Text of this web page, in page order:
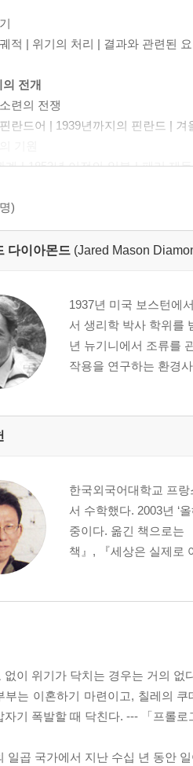
적 | 위기의 처리 | 결과와 관련된
전개
련의 전쟁
란드어 | 1939년까지의 핀란드 |
계 | 1853년 이전의 일본 | 페리 제
을 위한 칠레
년 이전의 칠레 | 아옌데 | 쿠데타
: 신생국가의 탄생
| 1945년부터 1961년까지 | 심판
의 기준틀
리아: 우리는 누구인가?
아 방문 | 최초의 수인 선단과 오
경제적 이점 | 다른 이점들 | 정부
국이 해결해야 할 과제는? 강점과 중
국부 | 지리적 조건 | 민주주의의 이
국이 해결해야 할 과제는? 세 가지 ‘
무기 | 기후변화 | 화석연료 | 대체
과 남는 의문 그리고 미래 전망
는 필요한가? | 역사에서 지도자
금이 위기인가?
)
다이아몬드 (Jared Mason
1937년 미국 보스턴에
서 생리학 박사 학위를
년 뉴기니에서 조류를
작용을 연구하는 환경
한국외국어대학교 프
서 수학했다. 2003년 ‘
중이다. 옮긴 책으로는
책』, 『세상은 실제로
없이 위기가 닥치는 경우는 거의
부는 이혼하기 마련이고, 칠레의
자기 폭발할 때 닥친다. --- 「프롤로
일곱 국가에서 지난 수십 년 동안